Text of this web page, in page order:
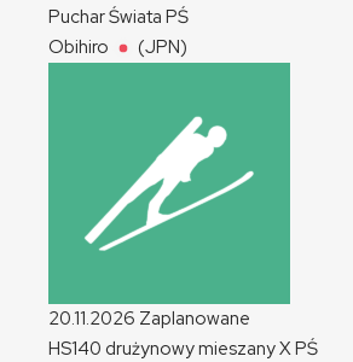
Puchar Świata PŚ
Obihiro
(JPN)
20.11.2026 Zaplanowane
HS140 drużynowy mieszanyXPŚ